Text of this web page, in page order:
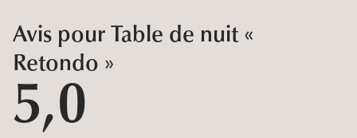
Avis pour Table de nuit «
Retondo »
5,0